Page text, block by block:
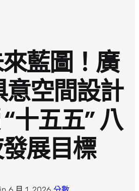
藍圖！廣
意空間設計
十五五” 八
展目標